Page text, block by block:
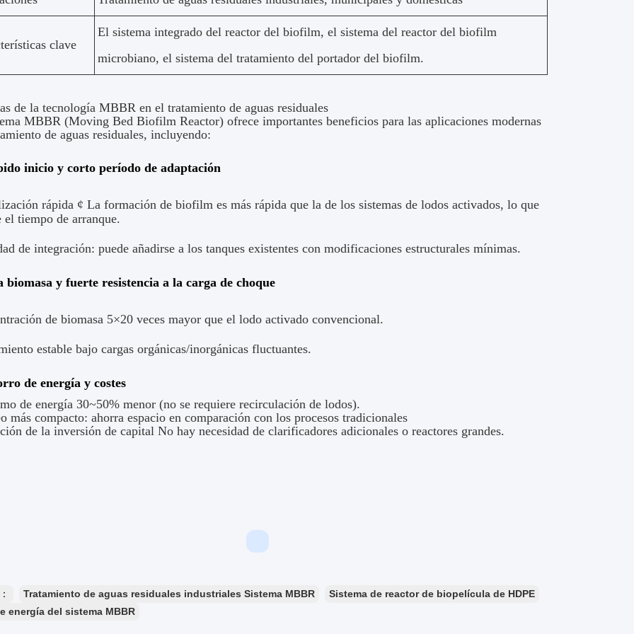
clave
El sistema integrado del reactor del biofilm, el sistema del reactor del biofilm
microbiano, el sistema del tratamiento del portador del biofilm.
de la tecnología MBBR en el tratamiento de aguas residuales
MBBR (Moving Bed Biofilm Reactor) ofrece importantes beneficios para las aplicaciones modernas
de aguas residuales, incluyendo:
inicio y corto período de adaptación
rápida ¢ La formación de biofilm es más rápida que la de los sistemas de lodos activados, lo que
el tiempo de arranque.
de integración: puede añadirse a los tanques existentes con modificaciones estructurales mínimas.
biomasa y fuerte resistencia a la carga de choque
de biomasa 5×20 veces mayor que el lodo activado convencional.
estable bajo cargas orgánicas/inorgánicas fluctuantes.
de energía y costes
de energía 30~50% menor (no se requiere recirculación de lodos).
más compacto: ahorra espacio en comparación con los procesos tradicionales
de la inversión de capital No hay necesidad de clarificadores adicionales o reactores grandes.
Tratamiento de aguas residuales industriales Sistema MBBR
Sistema de reactor de biopelícula de HDPE
energía del sistema MBBR